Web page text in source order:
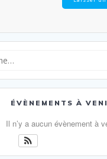
:
ÉVÈNEMENTS À
Il n’y a aucun évènement à